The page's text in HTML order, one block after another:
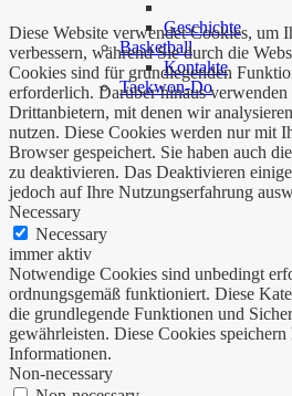
Geschichte
Basketball
Kontakte
Taekwon-Do
Diese Website verwendet Cookies, um
verbessern, während Sie durch die
Cookies sind für grundlegenden
erforderlich. Darüber hinaus
Drittanbietern, mit denen wir
nutzen. Diese Cookies werden nur mit
Browser gespeichert. Sie haben auch
zu deaktivieren. Das Deaktivieren
jedoch auf Ihre Nutzungserfahrung
Necessary
Necessary
immer aktiv
Notwendige Cookies sind unbedingt
ordnungsgemäß funktioniert. Diese
die grundlegende Funktionen und
gewährleisten. Diese Cookies
Informationen.
Non-necessary